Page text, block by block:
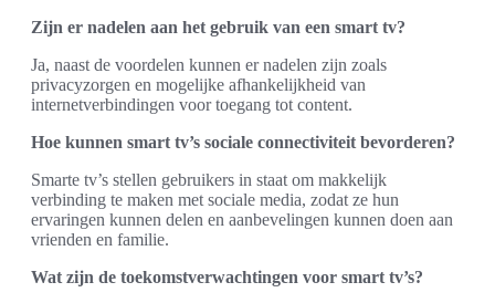
Zijn er nadelen aan het gebruik van een smart tv?
Ja, naast de voordelen kunnen er nadelen zijn zoals
privacyzorgen en mogelijke afhankelijkheid van
internetverbindingen voor toegang tot content.
Hoe kunnen smart tv’s sociale connectiviteit bevorderen?
Smarte tv’s stellen gebruikers in staat om makkelijk
verbinding te maken met sociale media, zodat ze hun
ervaringen kunnen delen en aanbevelingen kunnen doen aan
vrienden en familie.
Wat zijn de toekomstverwachtingen voor smart tv’s?